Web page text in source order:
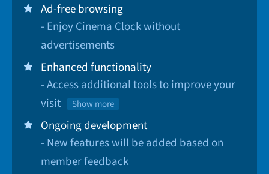
Ad-free browsing
- Enjoy Cinema Clock without
advertisements
Enhanced functionality
- Access additional tools to improve your
visit
Show more
Ongoing development
- New features will be added based on
member feedback